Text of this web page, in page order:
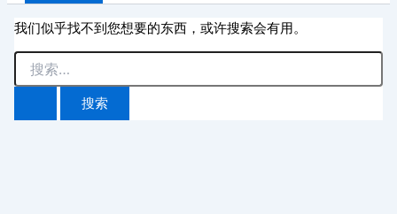
我们似乎找不到您想要的东西，或许搜索会有用。
搜
索：